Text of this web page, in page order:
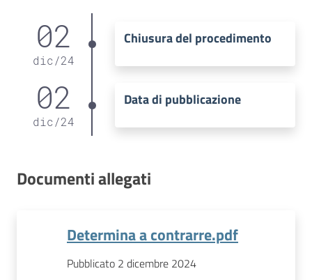
02
dic /24
Chiusura del procedimento
02
dic /24
Data di pubblicazione
Documenti allegati
Determina a contrarre.pdf
Pubblicato 2 dicembre 2024